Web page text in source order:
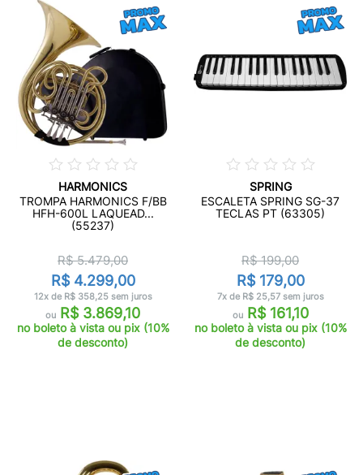
HARMONICS
TROMPA HARMONICS F/BB
HFH-600L LAQUEAD...
(55237)
R$ 5.479,00
R$ 4.299,00
12x de R$ 358,25 sem juros
ou R$ 3.869,10
no boleto à vista ou pix (10%
de desconto)
SPRING
ESCALETA SPRING SG-37
TECLAS PT (63305)
R$ 199,00
R$ 179,00
7x de R$ 25,57 sem juros
ouR$ 161,10
no boleto à vista ou pix (10%
de desconto)